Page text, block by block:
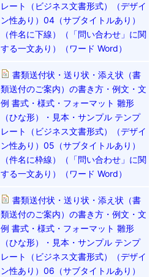
レート（ビジネス文書形式）（デザイ
ン性あり）04（サブタイトルあり）
（件名に下線）（「問い合わせ」に関
する一文あり）（ワード Word）
書類送付状・送り状・添え状（書
類送付のご案内）の書き方・例文・文
例 書式・様式・フォーマット 雛形
（ひな形）・見本・サンプル テンプ
レート（ビジネス文書形式）（デザイ
ン性あり）05（サブタイトルあり）
（件名に枠線）（「問い合わせ」に関
する一文あり）（ワード Word）
書類送付状・送り状・添え状（書
類送付のご案内）の書き方・例文・文
例 書式・様式・フォーマット 雛形
（ひな形）・見本・サンプル テンプ
レート（ビジネス文書形式）（デザイ
ン性あり）06（サブタイトルあり）